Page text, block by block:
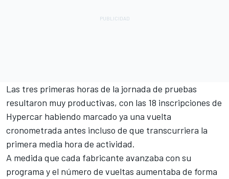
Las tres primeras horas de la jornada de pruebas
resultaron muy productivas, con las 18 inscripciones de
Hypercar habiendo marcado ya una vuelta
cronometrada antes incluso de que transcurriera la
primera media hora de actividad.
A medida que cada fabricante avanzaba con su
programa y el número de vueltas aumentaba de forma